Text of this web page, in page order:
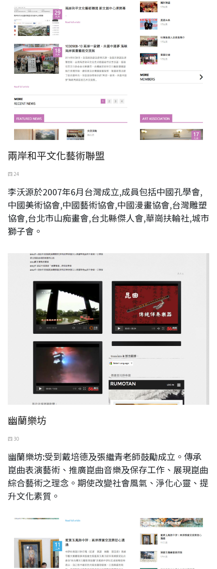
兩岸和平文化藝術聯盟
四 24
李沃源於2007年6月台灣成立,成員包括中國孔學會,
中國美術協會,中國藝術協會,中國漫畫協會,台灣雕塑
協會,台北市山痴畫會,台北縣傑人會,華崗扶輪社,城市
獅子會。
幽蘭樂坊
四 30
幽蘭樂坊:受到戴培德及張繼青老師鼓勵成立。傳承
崑曲表演藝術、推廣崑曲音樂及保存工作、展現崑曲
綜合藝術之理念。期使改變社會風氣、淨化心靈、提
升文化素質。